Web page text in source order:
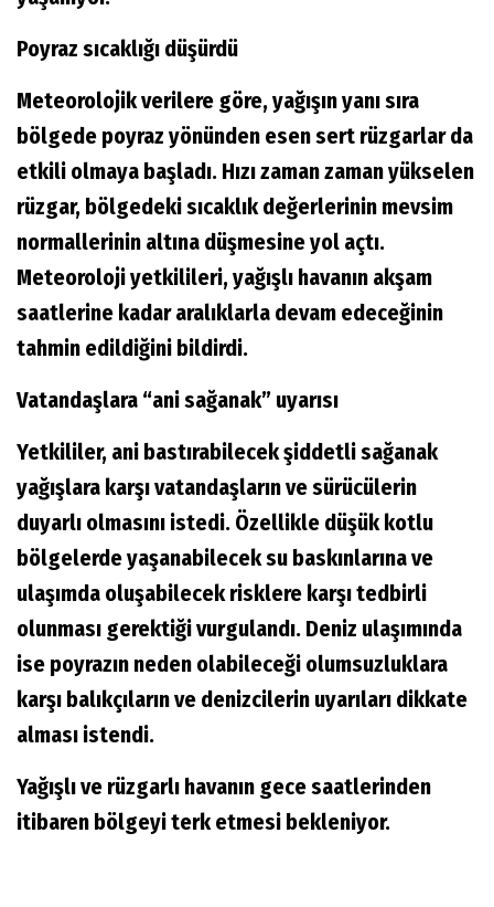
Poyraz sıcaklığı düşürdü
Meteorolojik verilere göre, yağışın yanı sıra
bölgede poyraz yönünden esen sert rüzgarlar da
etkili olmaya başladı. Hızı zaman zaman yükselen
rüzgar, bölgedeki sıcaklık değerlerinin mevsim
normallerinin altına düşmesine yol açtı.
Meteoroloji yetkilileri, yağışlı havanın akşam
saatlerine kadar aralıklarla devam edeceğinin
tahmin edildiğini bildirdi.
Vatandaşlara “ani sağanak” uyarısı
Yetkililer, ani bastırabilecek şiddetli sağanak
yağışlara karşı vatandaşların ve sürücülerin
duyarlı olmasını istedi. Özellikle düşük kotlu
bölgelerde yaşanabilecek su baskınlarına ve
ulaşımda oluşabilecek risklere karşı tedbirli
olunması gerektiği vurgulandı. Deniz ulaşımında
ise poyrazın neden olabileceği olumsuzluklara
karşı balıkçıların ve denizcilerin uyarıları dikkate
alması istendi.
Yağışlı ve rüzgarlı havanın gece saatlerinden
itibaren bölgeyi terk etmesi bekleniyor.